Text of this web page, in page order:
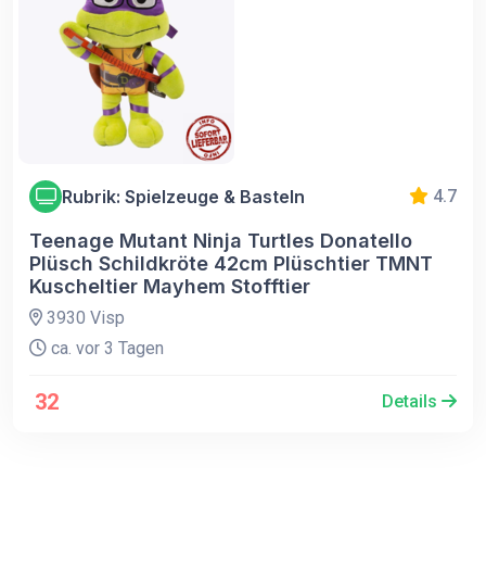
Rubrik: Spielzeuge & Basteln 4.7
Teenage Mutant Ninja Turtles Donatello
Plüsch Schildkröte 42cm Plüschtier TMNT
Kuscheltier Mayhem Stofftier
3930 Visp
ca. vor 3 Tagen
32 Details